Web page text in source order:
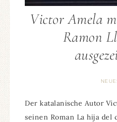
Victor Amela
Ramon
Der katalanische Autor
seinen Roman La hija del